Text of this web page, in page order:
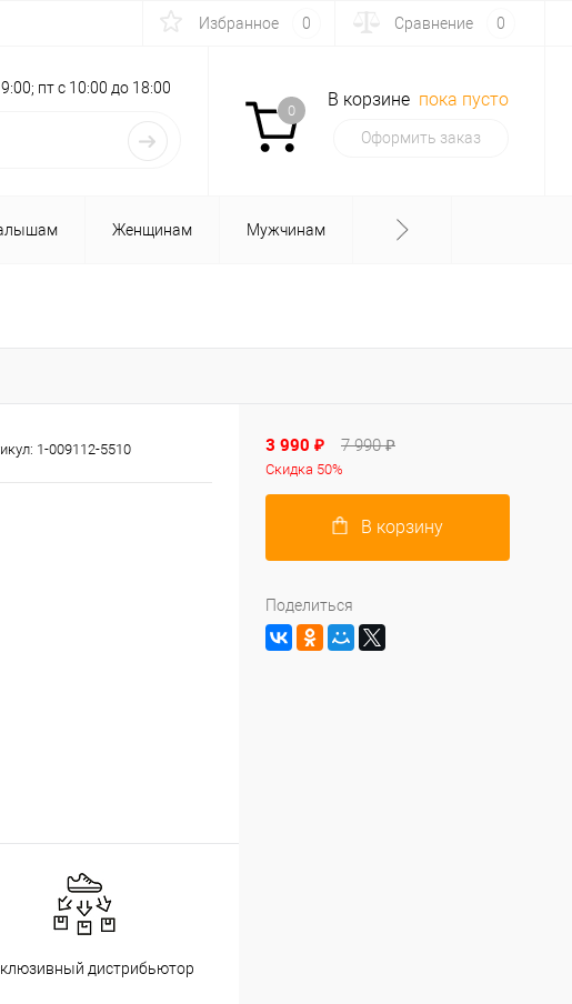
Избранное 0 Сравнение 0
пт с 10:00 до 18:00
0
В корзине пока пусто
Оформить заказ
Женщинам Мужчинам
1-009112-5510
дистрибьютор
3 990 ₽ 7 990 ₽
Скидка 50%
В корзину
Поделиться